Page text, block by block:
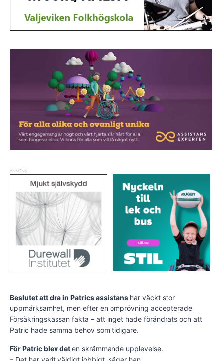
ANNONS
Beslutet att dra in Patrics assistans har väckt stor
uppmärksamhet, men efter en omprövning accepterade
Försäkringskassan fakta – att inget hade förändrats och att
Patric hade samma behov som tidigare.
För Patric blev deten skrämmande upplevelse.
– Det har varit väldigt jobbigt, säger han.